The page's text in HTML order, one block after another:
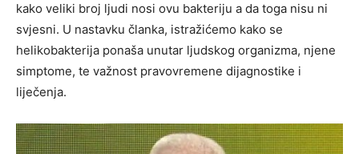
kako veliki broj ljudi nosi ovu bakteriju a da toga nisu ni
svjesni. U nastavku članka, istražićemo kako se
helikobakterija ponaša unutar ljudskog organizma, njene
simptome, te važnost pravovremene dijagnostike i
liječenja.